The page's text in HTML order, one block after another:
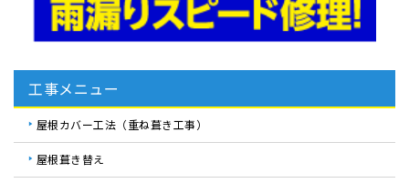
工事メニュー
屋根カバー工法（重ね葺き工事）
屋根葺き替え